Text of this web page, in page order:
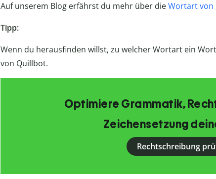
Auf unserem Blog erfährst du mehr über dieWortart von
Tipp:
Wenn du herausfinden willst, zu welcher Wortart ein
von Quillbot.
Optimiere Grammatik,
Zeichensetzung
Rechtschreibung